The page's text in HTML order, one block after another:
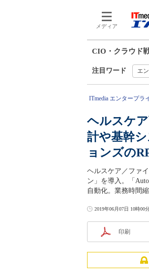
メディア
CIO・クラウド
注目ワード エ
ITmedia エンタープラ
ヘルスケ
計や基幹
ョンズの
ヘルスケア／ファ
ン」を導入。「
自動化。業務時間
2019年06月07日 10時00
印刷